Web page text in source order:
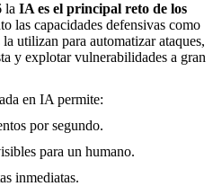
la IA es el principal reto de los
las capacidades defensivas como
utilizan para automatizar ataques,
y explotar vulnerabilidades a gran
en IA permite:
por segundo.
para un humano.
inmediatas.